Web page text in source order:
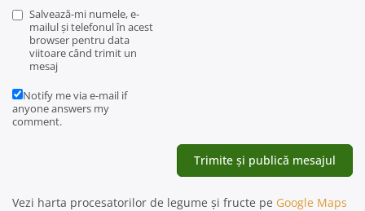
Salvează-mi numele, e-
mailul și telefonul în acest
browser pentru data
viitoare când trimit un
mesaj
Notify me via e-mail if
anyone answers my
comment.
Vezi harta procesatorilor de legume și fructe pe Google Maps